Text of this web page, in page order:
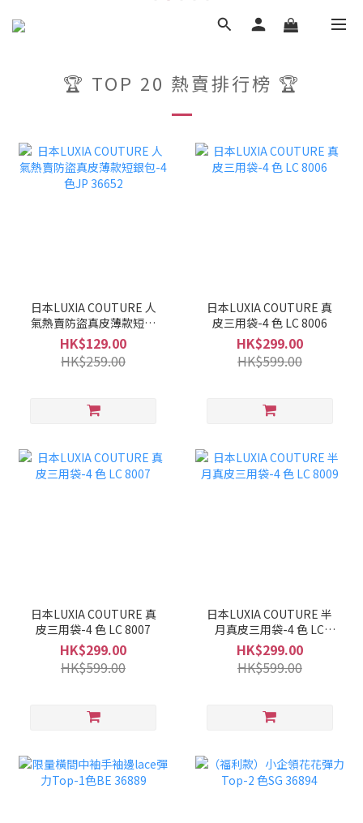
🏆 TOP 20 熱賣排行榜 🏆
日本LUXIA COUTURE 人
氣熱賣防盜真皮薄款短銀
包-4色JP 36652
HK$129.00
HK$259.00
日本LUXIA COUTURE 真
皮三用袋-4 色 LC 8006
HK$299.00
HK$599.00
日本LUXIA COUTURE 真
皮三用袋-4 色 LC 8007
HK$299.00
HK$599.00
日本LUXIA COUTURE 半
月真皮三用袋-4 色 LC
8009
HK$299.00
HK$599.00